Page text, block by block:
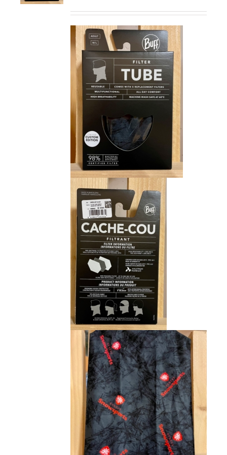
initial
était :
CHF 15.00.
actuel
est :
CHF 9.00.